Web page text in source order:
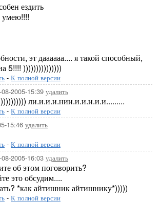
ездить
умею!!!!
эт даааааа.... я такой способный,
5!!!! )))))))))))))))
- К полной версии
08-2005-15:39 удалить
ли.и.и.и.нии.и.и.и.и.и.........
- К полной версии
15:46 удалить
- К полной версии
08-2005-16:03 удалить
об этом поговорить?
это обсудим....
*как айтишник айтишнику*)))))
- К полной версии